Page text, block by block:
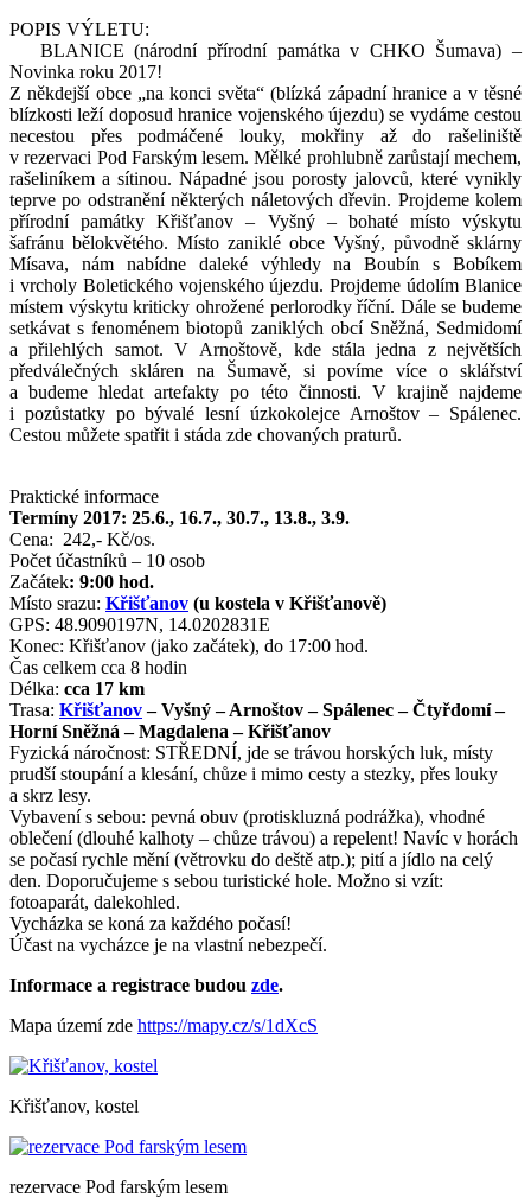
POPIS VÝLETU:
BLANICE (národní přírodní památka v CHKO Šumava) –
Novinka roku 2017!
Z někdejší obce „na konci světa“ (blízká západní hranice a v těsné
blízkosti leží doposud hranice vojenského újezdu) se vydáme cestou
necestou přes podmáčené louky, mokřiny až do rašeliniště
v rezervaci Pod Farským lesem. Mělké prohlubně zarůstají mechem,
rašeliníkem a sítinou. Nápadné jsou porosty jalovců, které vynikly
teprve po odstranění některých náletových dřevin. Projdeme kolem
přírodní památky Křišťanov – Vyšný – bohaté místo výskytu
šafránu bělokvětého. Místo zaniklé obce Vyšný, původně sklárny
Mísava, nám nabídne daleké výhledy na Boubín s Bobíkem
i vrcholy Boletického vojenského újezdu. Projdeme údolím Blanice
místem výskytu kriticky ohrožené perlorodky říční. Dále se budeme
setkávat s fenoménem biotopů zaniklých obcí Sněžná, Sedmidomí
a přilehlých samot. V Arnoštově, kde stála jedna z největších
předválečných skláren na Šumavě, si povíme více o sklářství
a budeme hledat artefakty po této činnosti. V krajině najdeme
i pozůstatky po bývalé lesní úzkokolejce Arnoštov – Spálenec.
Cestou můžete spatřit i stáda zde chovaných praturů.
Praktické informace
Termíny 2017: 25.6., 16.7., 30.7., 13.8., 3.9.
Cena: 242,- Kč/os.
Počet účastníků – 10 osob
Začátek: 9:00 hod.
Místo srazu: Křišťanov (u kostela v Křišťanově)
GPS: 48.9090197N, 14.0202831E
Konec: Křišťanov (jako začátek), do 17:00 hod.
Čas celkem cca 8 hodin
Délka: cca 17 km
Trasa: Křišťanov– Vyšný – Arnoštov – Spálenec – Čtyřdomí –
Horní Sněžná – Magdalena – Křišťanov
Fyzická náročnost: STŘEDNÍ, jde se trávou horských luk, místy
prudší stoupání a klesání, chůze i mimo cesty a stezky, přes louky
a skrz lesy.
Vybavení s sebou: pevná obuv (protiskluzná podrážka), vhodné
oblečení (dlouhé kalhoty – chůze trávou) a repelent! Navíc v horách
se počasí rychle mění (větrovku do deště atp.); pití a jídlo na celý
den. Doporučujeme s sebou turistické hole. Možno si vzít:
fotoaparát, dalekohled.
Vycházka se koná za každého počasí!
Účast na vycházce je na vlastní nebezpečí.
Informace a registrace budou zde.
Mapa území zde https://mapy.cz/s/1dXcS
Křišťanov, kostel
rezervace Pod farským lesem